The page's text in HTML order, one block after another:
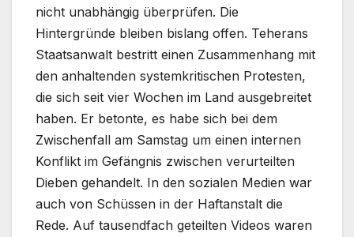
nicht unabhängig überprüfen. Die
Hintergründe bleiben bislang offen. Teherans
Staatsanwalt bestritt einen Zusammenhang mit
den anhaltenden systemkritischen Protesten,
die sich seit vier Wochen im Land ausgebreitet
haben. Er betonte, es habe sich bei dem
Zwischenfall am Samstag um einen internen
Konflikt im Gefängnis zwischen verurteilten
Dieben gehandelt. In den sozialen Medien war
auch von Schüssen in der Haftanstalt die
Rede. Auf tausendfach geteilten Videos waren